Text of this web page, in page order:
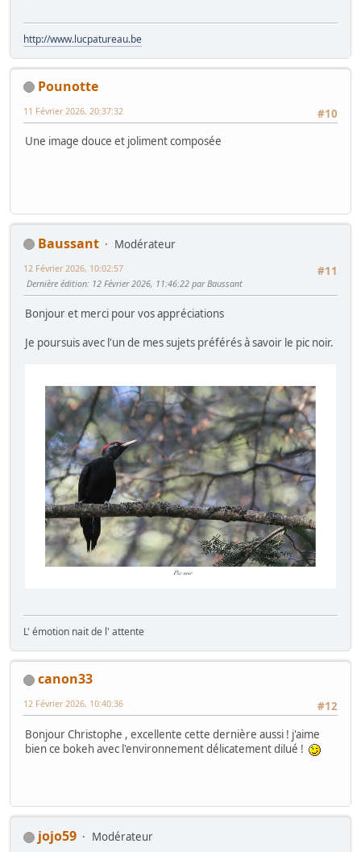
http://www.lucpatureau.be
Pounotte
#10
11 Février 2026, 20:37:32
Une image douce et joliment composée
Baussant
Modérateur
#11
12 Février 2026, 10:02:57
Dernière édition: 12 Février 2026, 11:46:22 par Baussant
Bonjour et merci pour vos appréciations
Je poursuis avec l'un de mes sujets préférés à savoir le pic noir.
L' émotion nait de l' attente
canon33
#12
12 Février 2026, 10:40:36
Bonjour Christophe , excellente cette dernière aussi ! j'aime
bien ce bokeh avec l'environnement délicatement dilué !
jojo59
Modérateur